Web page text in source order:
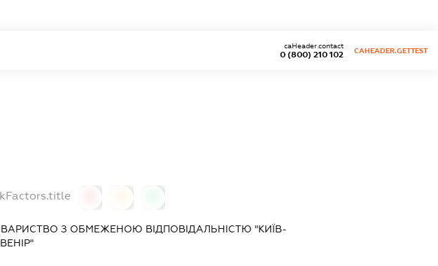
0 (800) 210 102
caHeader.contact
CAHEADER.GETTEST
З ОБМЕЖЕНОЮ ВІДПОВІДАЛЬНІСТЮ "КИЇВ-